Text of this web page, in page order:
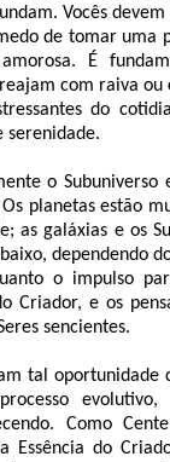
Vocês
de tomar uma
É
com raiva ou
do
serenidade.
o
planetas estão
as galáxias e os
dependendo
o impulso
Criador, e os
sencientes.
tal
Como
Essência do